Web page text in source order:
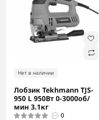
Нет в наличии
Лобзик Tekhmann TJS-
950 L 950Вт 0-3000об/
мин 3.1кг
0